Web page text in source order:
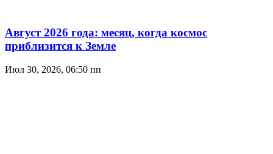
Август 2026 года: месяц, когда космос
приблизится к Земле
Июл 30, 2026, 06:50 пп